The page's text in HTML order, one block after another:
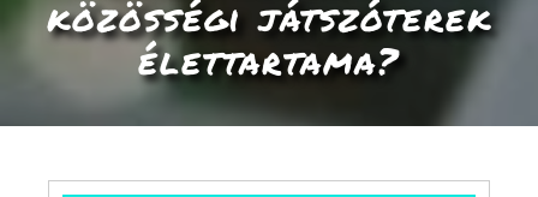
közösségi játszóterek
élettartama?